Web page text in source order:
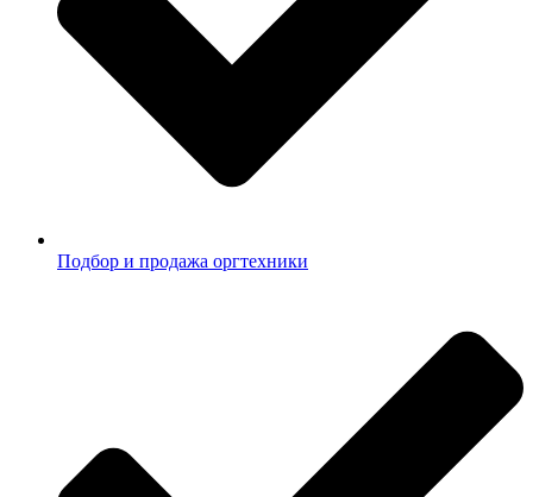
Подбор и продажа оргтехники